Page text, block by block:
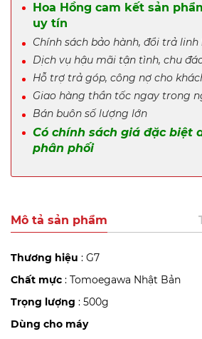
Hoa Hồng cam kết sản
uy tín
Chính sách bảo hành, đổi trả
Dịch vụ hậu mãi tận tình, chu
Hỗ trợ trả góp, công nợ cho
Giao hàng thần tốc ngay trong
Bán buôn số lượng lớn
Có chính sách giá đặc biệt
phân phối
Mô tả sản phẩm
Thương hiệu : G7
Chất mực : Tomoegawa Nhật Bản
Trọng lượng : 500g
Dùng cho máy